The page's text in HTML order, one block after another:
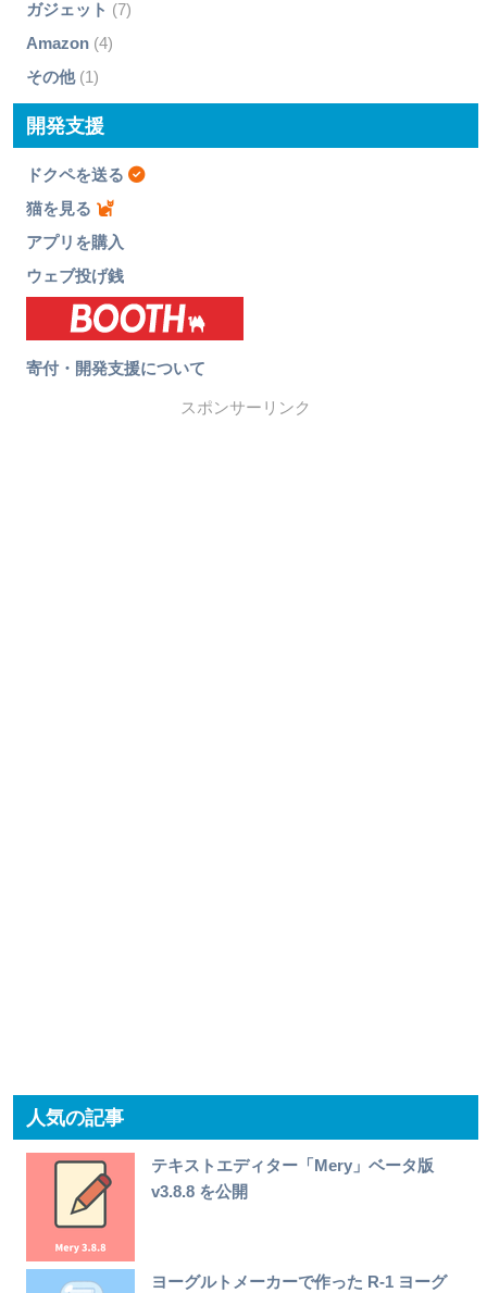
ガジェット (7)
Amazon(4)
その他(1)
開発支援
ドクペを送る
猫を見る
アプリを購入
ウェブ投げ銭
寄付・開発支援について
スポンサーリンク
人気の記事
テキストエディター「Mery」ベータ版
v3.8.8 を公開
ヨーグルトメーカーで作った R-1 ヨーグ